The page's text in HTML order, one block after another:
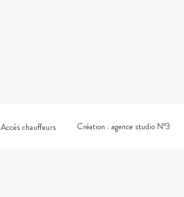
Accès chauffeurs Création : agence studio N°3